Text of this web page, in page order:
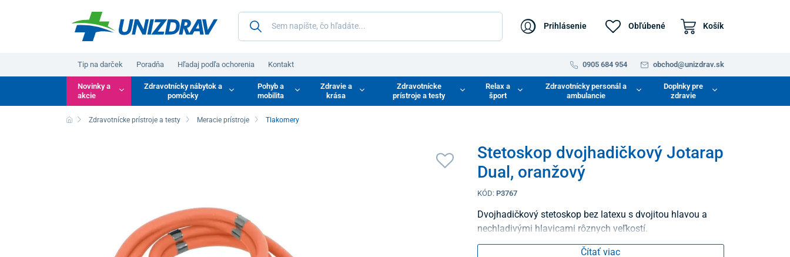
Prihlásenie Obľúbené Košík
Tip na darček Poradňa Hľadaj podľa ochorenia Kontakt 0905 684 954 obchod@unizdrav.sk
Novinky a
akcie
Zdravotnícky nábytok a
pomôcky
Pohyb a
mobilita
Zdravie a
krása
Zdravotnícke
prístroje a testy
Relax a
šport
Zdravotnícky personál a
ambulancie
Doplnky pre
zdravie
Zdravotnícke prístroje a testy Meracie prístroje Tlakomery
Stetoskop dvojhadičkový Jotarap
Dual, oranžový
KÓD: P3767
Dvojhadičkový stetoskop bez latexu s dvojitou hlavou a
nechladivými hlavicami rôznych veľkostí.
Čítať viac